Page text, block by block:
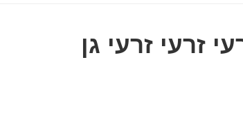
זרעי זרעי גן